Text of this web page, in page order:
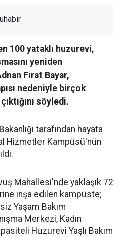
100 yataklı huzurevi,
yeniden
Fırat Bayar,
nedeniyle birçok
söyledi.
tarafından hayata
Hizmetler Kampüsü'nün
Mahallesi'nde yaklaşık 72
inşa edilen kampüste;
Yaşam Bakım
Merkezi, Kadın
Huzurevi Yaşlı Bakım